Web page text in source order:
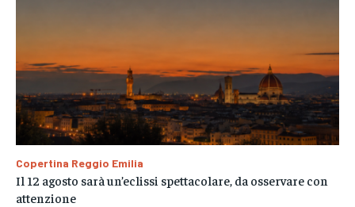
Copertina Reggio Emilia
Il 12 agosto sarà un’eclissi spettacolare, da osservare con
attenzione